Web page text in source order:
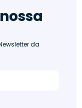
da